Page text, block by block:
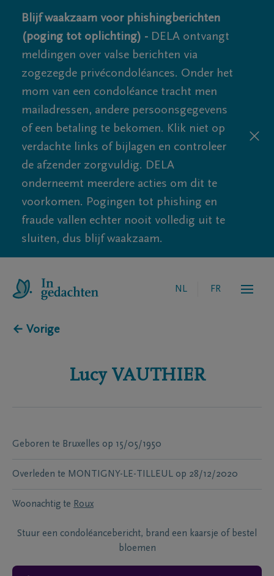
Blijf waakzaam voor phishingberichten
(poging tot oplichting) - DELA ontvangt
meldingen over valse berichten via
zogezegde privécondoléances. Onder het
mom van een condoléance tracht men
mailadressen, andere persoonsgegevens
of een betaling te bekomen. Klik niet op
verdachte links of bijlagen en controleer
de afzender zorgvuldig. DELA
onderneemt meerdere acties om dit te
voorkomen. Pogingen tot phishing en
fraude vallen echter nooit volledig uit te
sluiten, dus blijf waakzaam.
NL FR
← Vorige
Lucy VAUTHIER
Geboren te Bruxelles op 15/05/1950
Overleden te MONTIGNY-LE-TILLEUL op 28/12/2020
Woonachtig te Roux
Stuur een condoléancebericht, brand een kaarsje of bestel
bloemen